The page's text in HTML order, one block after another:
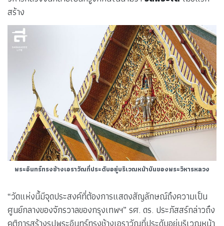
สร้าง
พระอินทร์ทรงช้างเอราวัณที่ประดับอยู่บริเวณหน้าบันของพระวิหารหลวง
“วัดแห่งนี้มีจุดประสงค์ที่ต้องการแสดงสัญลักษณ์ถึงความเป็น
ศูนย์กลางของจักรวาลของกรุงเทพฯ” รศ. ดร. ประภัสสร์กล่าวถึง